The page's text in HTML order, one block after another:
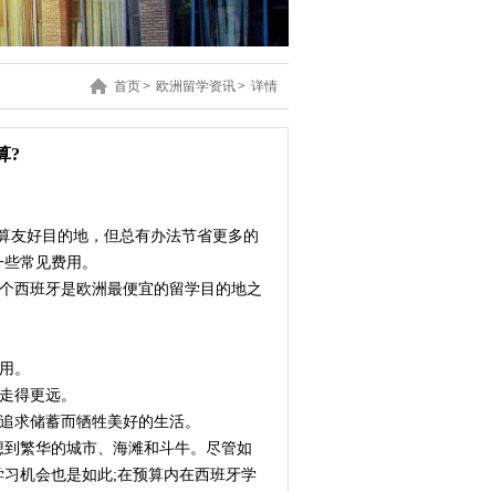
首页> 欧洲留学资讯> 详情
?
友好目的地，但总有办法节省更多的
常见费用。
西班牙是欧洲最便宜的留学目的地之
。
得更远。
求储蓄而牺牲美好的生活。
繁华的城市、海滩和斗牛。尽管如
机会也是如此;在预算内在西班牙学